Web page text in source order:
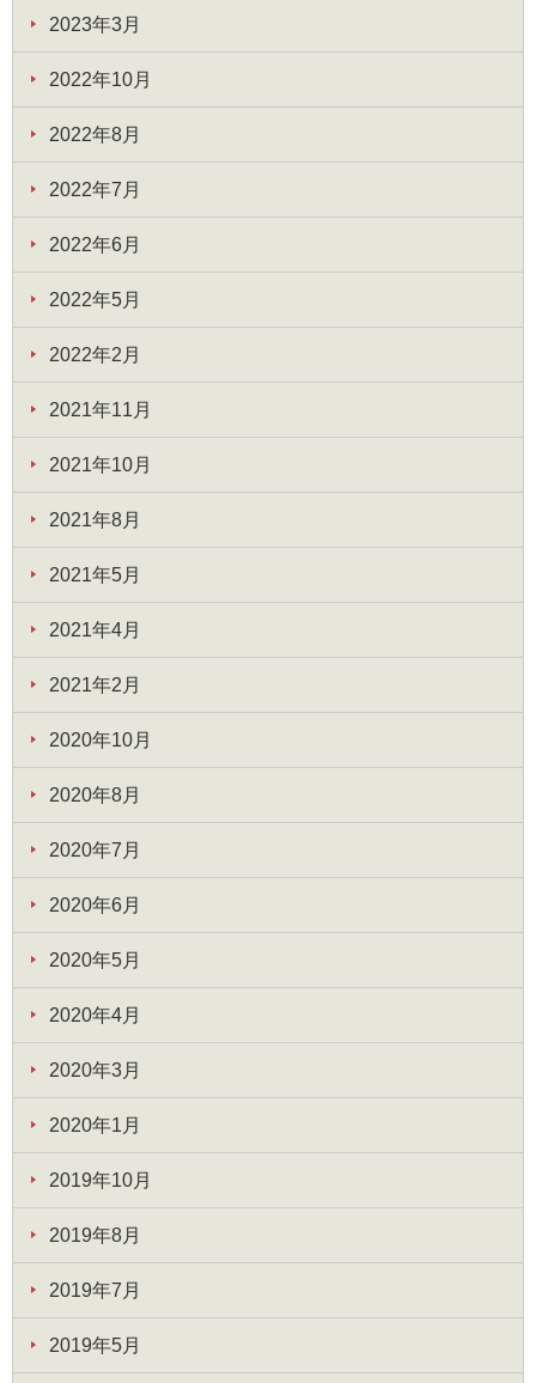
2023年3月
2022年10月
2022年8月
2022年7月
2022年6月
2022年5月
2022年2月
2021年11月
2021年10月
2021年8月
2021年5月
2021年4月
2021年2月
2020年10月
2020年8月
2020年7月
2020年6月
2020年5月
2020年4月
2020年3月
2020年1月
2019年10月
2019年8月
2019年7月
2019年5月